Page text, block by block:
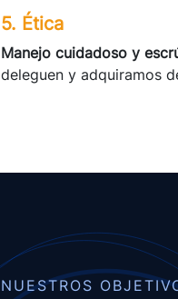
5. Ética
Manejo cuidadoso y
deleguen y adquiramos
NUESTROS